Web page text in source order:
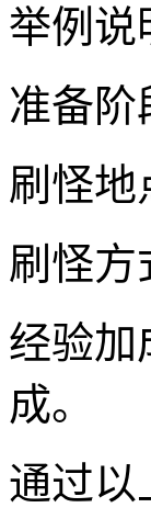
举例说
准备阶
刷怪地
刷怪方
经验加
成。
通过以